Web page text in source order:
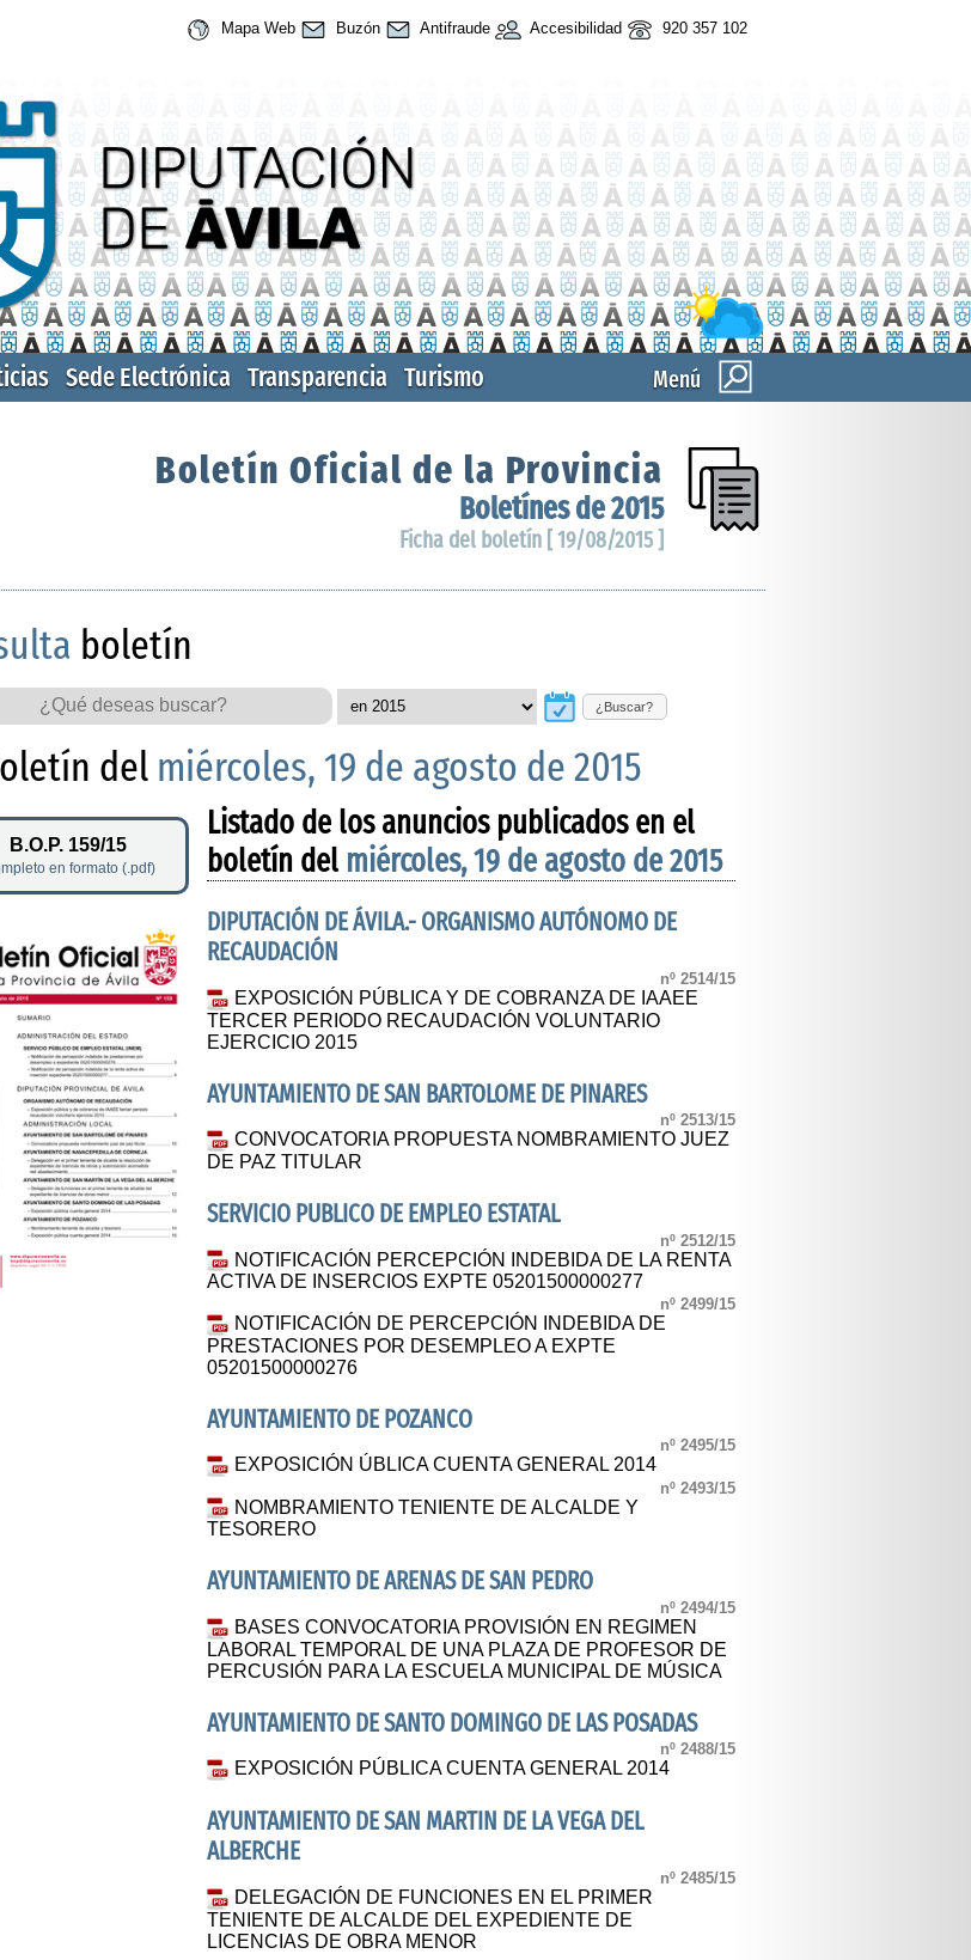
Mapa Web Buzón Antifraude Accesibilidad 920 357 102
Menú
Sede Electrónica Transparencia Turismo
Boletín Oficial de la Provincia
Boletínes de 2015
Ficha del boletín [ 19/08/2015 ]
boletín
¿Buscar?
del miércoles, 19 de agosto de 2015
B.O.P. 159/15
en formato (.pdf)
Listado de los anuncios publicados en el
boletín del miércoles, 19 de agosto de 2015
DIPUTACIÓN DE ÁVILA.- ORGANISMO AUTÓNOMO DE
RECAUDACIÓN
nº 2514/15
EXPOSICIÓN PÚBLICA Y DE COBRANZA DE IAAEE
TERCER PERIODO RECAUDACIÓN VOLUNTARIO
EJERCICIO 2015
AYUNTAMIENTO DE SAN BARTOLOME DE PINARES
nº 2513/15
CONVOCATORIA PROPUESTA NOMBRAMIENTO JUEZ
DE PAZ TITULAR
SERVICIO PUBLICO DE EMPLEO ESTATAL
nº 2512/15
NOTIFICACIÓN PERCEPCIÓN INDEBIDA DE LA RENTA
ACTIVA DE INSERCIOS EXPTE 05201500000277
nº 2499/15
NOTIFICACIÓN DE PERCEPCIÓN INDEBIDA DE
PRESTACIONES POR DESEMPLEO A EXPTE
05201500000276
AYUNTAMIENTO DE POZANCO
nº 2495/15
EXPOSICIÓN ÚBLICA CUENTA GENERAL 2014
nº 2493/15
NOMBRAMIENTO TENIENTE DE ALCALDE Y
TESORERO
AYUNTAMIENTO DE ARENAS DE SAN PEDRO
nº 2494/15
BASES CONVOCATORIA PROVISIÓN EN REGIMEN
LABORAL TEMPORAL DE UNA PLAZA DE PROFESOR DE
PERCUSIÓN PARA LA ESCUELA MUNICIPAL DE MÚSICA
AYUNTAMIENTO DE SANTO DOMINGO DE LAS POSADAS
nº 2488/15
EXPOSICIÓN PÚBLICA CUENTA GENERAL 2014
AYUNTAMIENTO DE SAN MARTIN DE LA VEGA DEL
ALBERCHE
nº 2485/15
DELEGACIÓN DE FUNCIONES EN EL PRIMER
TENIENTE DE ALCALDE DEL EXPEDIENTE DE
LICENCIAS DE OBRA MENOR